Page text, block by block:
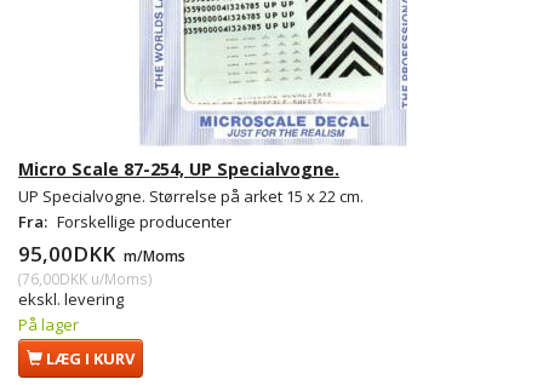
Micro Scale 87-254, UP Specialvogne.
UP Specialvogne. Størrelse på arket 15 x 22 cm.
Fra: Forskellige producenter
95,00DKK m/Moms
(76,00DKK u/Moms)
ekskl. levering
På lager
LÆG I KURV